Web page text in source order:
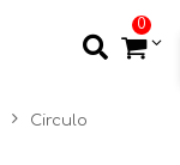
0
Circulo